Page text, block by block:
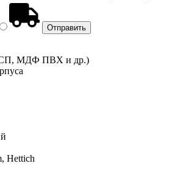
МДФ ПВХ и др.)
Hettich